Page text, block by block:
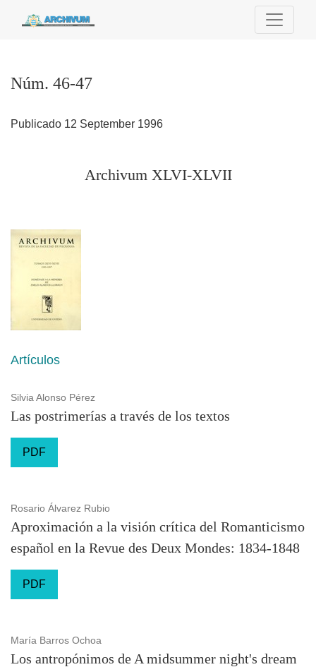
Núm. 46-47
Publicado 12 September 1996
Archivum XLVI-XLVII
Artículos
Silvia Alonso Pérez
Las postrimerías a través de los textos
PDF
Rosario Álvarez Rubio
Aproximación a la visión crítica del Romanticismo
español en la Revue des Deux Mondes: 1834-1848
PDF
María Barros Ochoa
Los antropónimos de A midsummer night's dream